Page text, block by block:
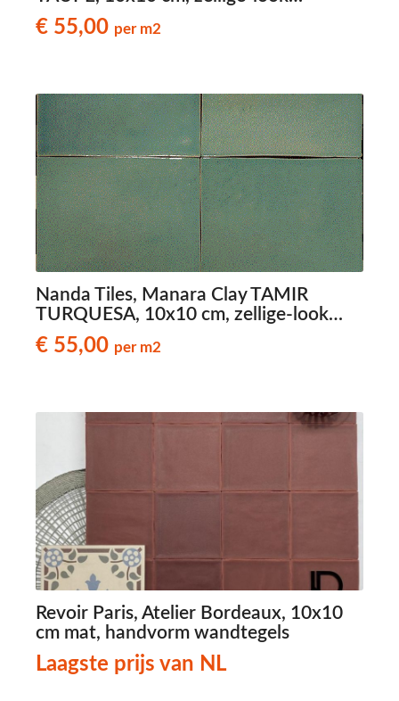
wandtegels
€ 55,00 per m2
Nanda Tiles, Manara Clay TAMIR
TURQUESA, 10x10 cm, zellige-look
wandtegels
€ 55,00 per m2
Revoir Paris, Atelier Bordeaux, 10x10
cm mat, handvorm wandtegels
Laagste prijs van NL